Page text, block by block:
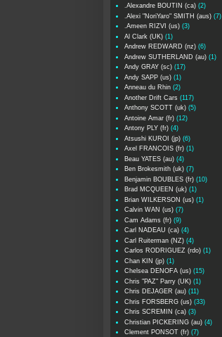
.Alexandre BOUTIN (ca) (2)
.Alexi "NoriYaro" SMITH (aus) (7)
.Ameen RIZVI (us) (3)
Al Clark (UK) (1)
Andrew REDWARD (nz) (6)
Andrew SUTHERLAND (au) (1)
Andy GRAY (sc) (17)
Andy SAPP (us) (1)
Anneau du Rhin (2)
Another Drift Cars (117)
Anthony SCOTT (uk) (5)
Antoine Amar (fr) (12)
Antony PLY (fr) (4)
Atsushi KUROI (jp) (6)
Axel FRANCOIS (fr) (1)
Beau YATES (au) (4)
Ben Brokesmith (uk) (7)
Benjamin BOUBLES (fr) (10)
Brad MCQUEEN (uk) (1)
Brian WILKERSON (us) (1)
Calvin WAN (us) (7)
Cam Adams (fr) (9)
Carl NADEAU (ca) (4)
Carl Ruiterman (NZ) (4)
Carlos RODRIGUEZ (rdo) (1)
Chan KIN (jp) (1)
Chelsea DENOFA (us) (15)
Chris "PAZ" Parry (UK) (1)
Chris DEJAGER (au) (11)
Chris FORSBERG (us) (33)
Chris SCREMIN (ca) (3)
Christian PICKERING (au) (4)
Clement PONSOT (fr) (7)